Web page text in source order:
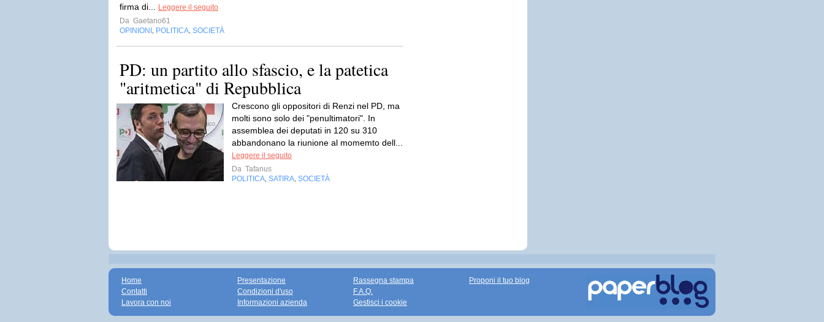
firma di...
Leggere il seguito
Da Gaetano61
OPINIONI
POLITICA SOCIETÀ
PD: un partito allo sfascio, e la patetica
"aritmetica" di Repubblica
Crescono gli oppositori di Renzi nel PD, ma
molti sono solo dei "penultimatori". In
assemblea dei deputati in 120 su 310
abbandonano la riunione al momemto dell...
Leggere il seguito
Da Tafanus
POLITICA SATIRA SOCIETÀ
Home
Contatti
Lavora con noi
Presentazione
Condizioni d'uso
Informazioni azienda
Rassegna stampa
F.A.Q.
Gestisci i cookie
Proponi il tuo blog